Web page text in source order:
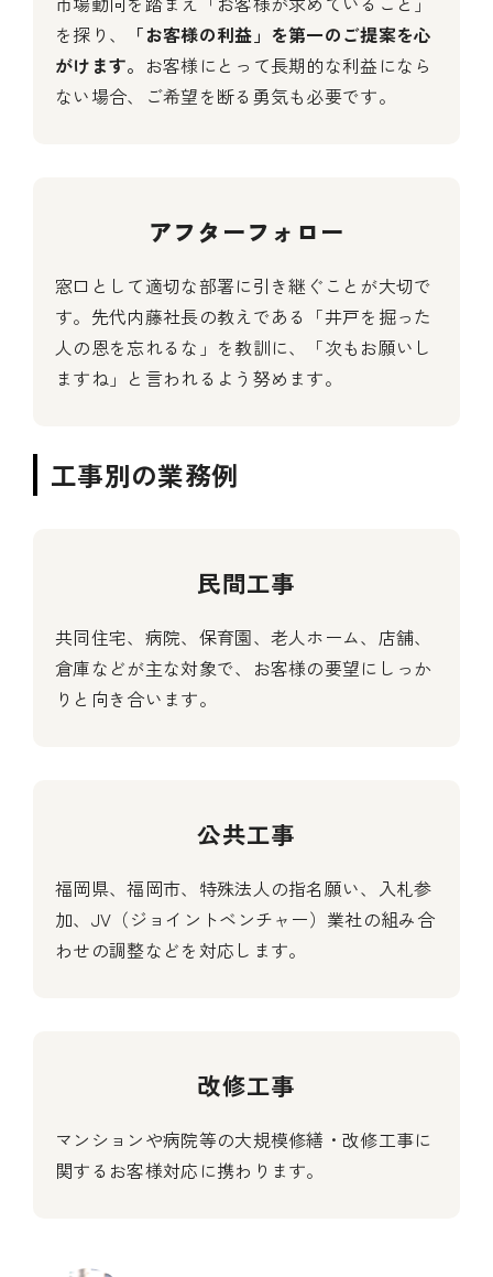
を探り、
「お客様の利益」を第一のご提案を心
がけます。 お客様にとって長期的な利益になら
ない場合、ご希望を断る勇気も必要です。
アフターフォロー
窓口として適切な部署に引き継ぐことが大切で
す。先代内藤社長の教えである「井戸を掘った
人の恩を忘れるな」を教訓に、「次もお願いし
ますね」と言われるよう努めます。
工事別の業務例
民間工事
共同住宅、病院、保育園、老人ホーム、店舗、
倉庫などが主な対象で、お客様の要望にしっか
りと向き合います。
公共工事
福岡県、福岡市、特殊法人の指名願い、入札参
加、JV（ジョイントベンチャー）業社の組み合
わせの調整などを対応します。
改修工事
マンションや病院等の大規模修繕・改修工事に
関するお客様対応に携わります。